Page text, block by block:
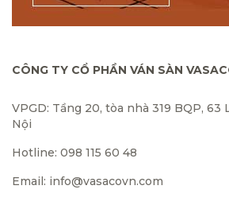
CÔNG TY CỔ PHẦN VÁN SÀN
VPGD: Tầng 20, tòa nhà 319 BQP, 63
Nội
Hotline: 098 115 60 48
Email: info@vasacovn.com